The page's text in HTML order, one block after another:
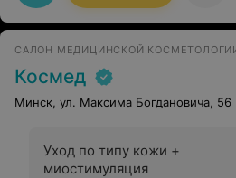
раньше. Еще раз Вам огромное
профессионал, а так же очень
Михайлович, и успехов. Хочу выразить благодарность
коллективу клиники Антес Мед за
вежливое обслуживание. Ещё раз
спасибо!!!
САЛОН МЕДИЦИНСКОЙ
Космед
Минск, ул. Максима Богдановича, 56
Уход по типу кожи +
миостимуляция